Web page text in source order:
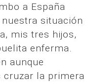
a España
situación
mis tres hijos,
enferma.
aunque
cruzar la primera